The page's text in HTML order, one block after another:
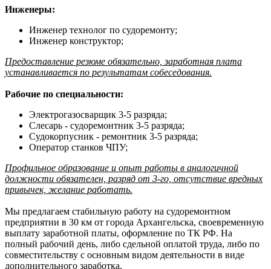
Инженеры:
Инженер технолог по судоремонту;
Инженер конструктор;
Предоставление резюме обязательно, заработная плата
устанавливается по результатам собеседования.
Рабочие по специальности:
Электрогазосварщик 3-5 разряда;
Слесарь - судоремонтник 3-5 разряда;
Судокорпусник - ремонтник 3-5 разряда;
Оператор станков ЧПУ;
Профильное образование и опыт работы в аналогичной
должности обязателен, разряд от 3-го, отсутствие вредных
привычек, желание работать.
Мы предлагаем стабильную работу на судоремонтном
предприятии в 30 км от города Архангельска, своевременную
выплату заработной платы, оформление по ТК РФ. На
полный рабочий день, либо сдельной оплатой труда, либо по
совместительству с основным видом деятельности в виде
дополнительного заработка.